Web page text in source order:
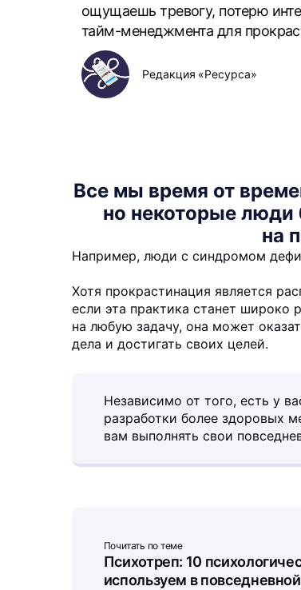
ощущаешь тревогу, потерю
тайм-менеджмента для
Редакция «Ресурса»
Все мы время от
но некоторые люди
на
Например, люди с синдромом
Хотя прокрастинация является
если эта практика станет широко
на любую задачу, она может
дела и достигать своих целей.
Независимо от того, есть у
разработки более здоровых
вам выполнять свои
Почитать по теме
Психотреп: 10
используем в